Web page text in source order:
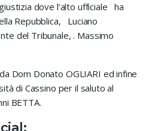
dove l’alto ufficiale ha
Repubblica, Luciano
del Tribunale, . Massimo
Dom Donato OGLIARI ed infine
di Cassino per il saluto al
BETTA.